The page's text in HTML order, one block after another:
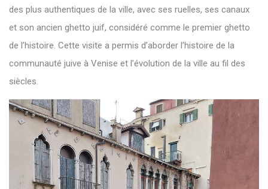
des plus authentiques de la ville, avec ses ruelles, ses canaux
et son ancien ghetto juif, considéré comme le premier ghetto
de l’histoire. Cette visite a permis d’aborder l’histoire de la
communauté juive à Venise et l’évolution de la ville au fil des
siècles.